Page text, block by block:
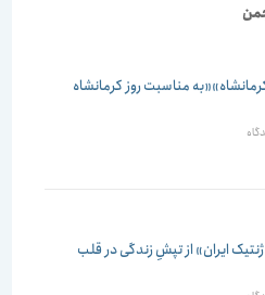
مناسبت روز کرمانشاه
ایران» از تپشِ زندگی در قلب